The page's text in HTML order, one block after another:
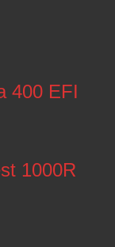
400 EFI
1000R